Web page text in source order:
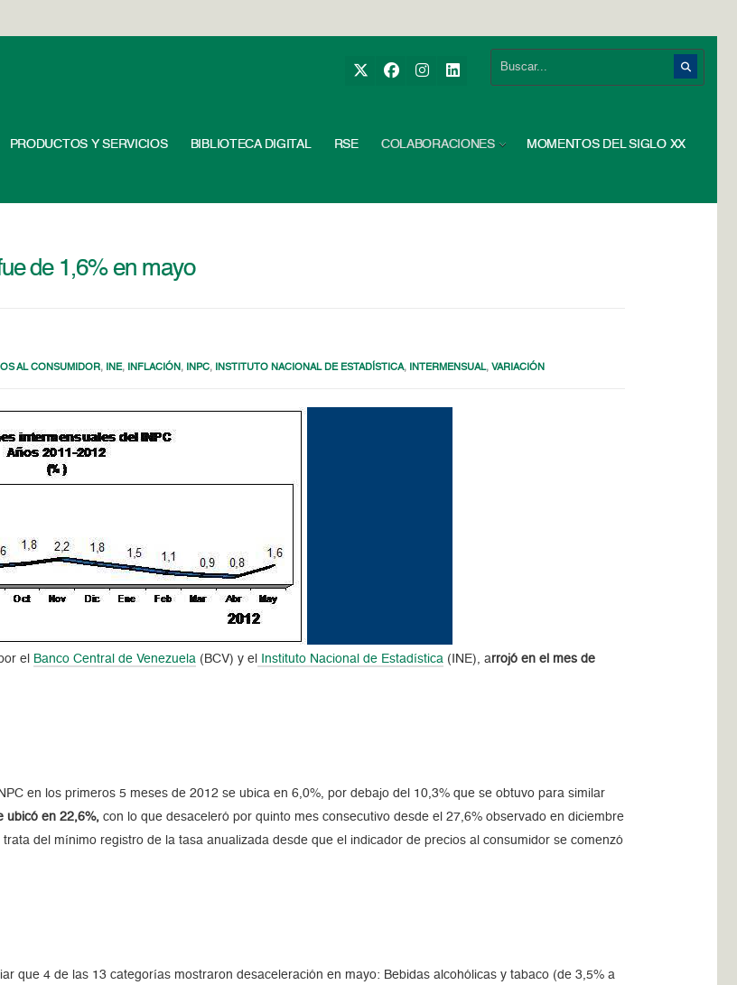
PRODUCTOS Y SERVICIOS BIBLIOTECA DIGITAL RSE COLABORACIONES MOMENTOS DEL SIGLO XX
de 1,6% en mayo
AL CONSUMIDOR, INE, INFLACIÓN , INPC, INSTITUTO NACIONAL DE ESTADÍSTICA, INTERMENSUAL,VARIACIÓN
el Banco Central de Venezuela (BCV) y el Instituto Nacional de Estadística (INE), arrojó en el mes de
en los primeros 5 meses de 2012 se ubica en 6,0%, por debajo del 10,3% que se obtuvo para similar
ubicó en 22,6%, con lo que desaceleró por quinto mes consecutivo desde el 27,6% observado en diciembre
del mínimo registro de la tasa anualizada desde que el indicador de precios al consumidor se comenzó
que 4 de las 13 categorías mostraron desaceleración en mayo: Bebidas alcohólicas y tabaco (de 3,5% a